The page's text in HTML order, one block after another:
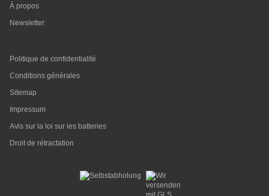
À propos
Newsletter
Politique de confidentialité
Conditions générales
Sitemap
Impressum
Avis sur la loi sur les batteries
Droit de rétractation